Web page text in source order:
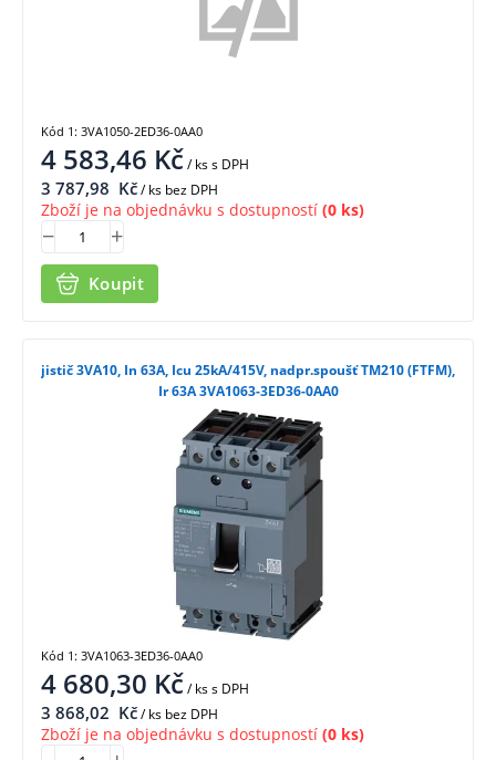
4 583,46 Kč/ kss DPH
3 787,98 Kč/ ks bez DPH
Zboží je na objednávku s dostupností (0 ks)
Koupit
Kód 1: 3VA1050-2ED36-0AA0
jistič 3VA10, In 63A, Icu 25kA/415V, nadpr.spoušť TM210 (FTFM),
Ir 63A 3VA1063-3ED36-0AA0
4 680,30 Kč/ kss DPH
3 868,02 Kč/ ks bez DPH
Zboží je na objednávku s dostupností (0 ks)
Kód 1: 3VA1063-3ED36-0AA0